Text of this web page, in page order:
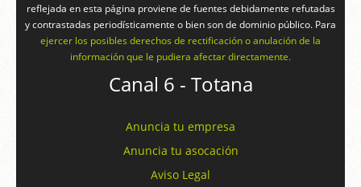
reflejada en esta página proviene de fuentes debidamente refutadas
y contrastadas periodísticamente o bien son de dominio público. Para
ejercer los posibles derechos de rectificación o anulación de la
información que le pudiera afectar directamente.
Canal 6 - Totana
Anuncia tu empresa
Anuncia tu asocación
Aviso Legal